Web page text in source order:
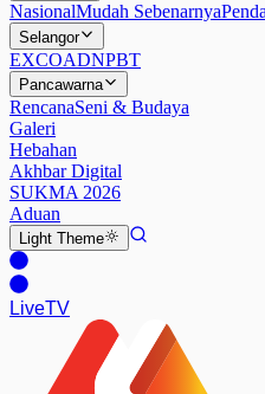
NasionalMudah Sebenarnya
Selangor
EXCOADNPBT
Pancawarna
RencanaSeni & Budaya
Galeri
Hebahan
Akhbar Digital
SUKMA 2026
Aduan
Light Theme
LiveTV